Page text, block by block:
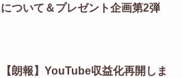
について＆プレゼント企画第2弾
【朗報】YouTube収益化再開しま